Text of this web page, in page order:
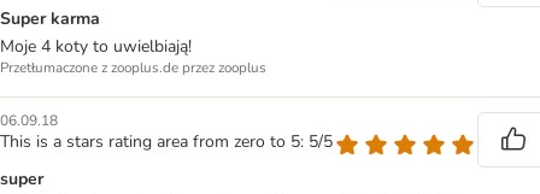
Super karma
Moje 4 koty to uwielbiają!
Przetłumaczone z zooplus.de przez zooplus
06.09.18
This is a stars rating area from zero to 5: 5/5
super